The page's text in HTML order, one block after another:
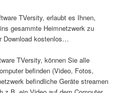
TVersity, erlaubt es Ihnen,
gesammte Heimnetzwerk zu
Download kostenlos…
TVersity, können Sie alle
befinden (Video, Fotos,
befindliche Geräte streamen